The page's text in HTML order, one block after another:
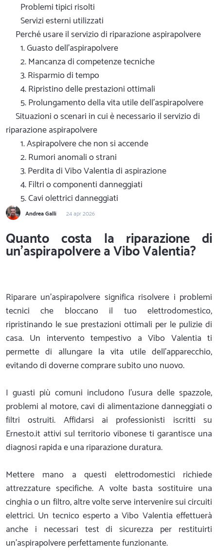
Problemi tipici risolti
Servizi esterni utilizzati
Perché usare il servizio di riparazione aspirapolvere
1. Guasto dell'aspirapolvere
2. Mancanza di competenze tecniche
3. Risparmio di tempo
4. Ripristino delle prestazioni ottimali
5. Prolungamento della vita utile dell'aspirapolvere
Situazioni o scenari in cui è necessario il servizio di
riparazione aspirapolvere
1. Aspirapolvere che non si accende
2. Rumori anomali o strani
3. Perdita di Vibo Valentia di aspirazione
4. Filtri o componenti danneggiati
5. Cavi olettrici danneggiati
Andrea Galli 24 apr 2026
Quanto costa la riparazione di
un'aspirapolvere a Vibo Valentia?
Riparare un'aspirapolvere significa risolvere i problemi
tecnici che bloccano il tuo elettrodomestico,
ripristinando le sue prestazioni ottimali per le pulizie di
casa. Un intervento tempestivo a Vibo Valentia ti
permette di allungare la vita utile dell'apparecchio,
evitando di doverne comprare subito uno nuovo.
I guasti più comuni includono l'usura delle spazzole,
problemi al motore, cavi di alimentazione danneggiati o
filtri ostruiti. Affidarsi ai professionisti iscritti su
Ernesto.it attivi sul territorio vibonese ti garantisce una
diagnosi rapida e una riparazione duratura.
Mettere mano a questi elettrodomestici richiede
attrezzature specifiche. A volte basta sostituire una
cinghia o un filtro, altre volte serve intervenire sui circuiti
elettrici. Un tecnico esperto a Vibo Valentia effettuerà
anche i necessari test di sicurezza per restituirti
un'aspirapolvere perfettamente funzionante.